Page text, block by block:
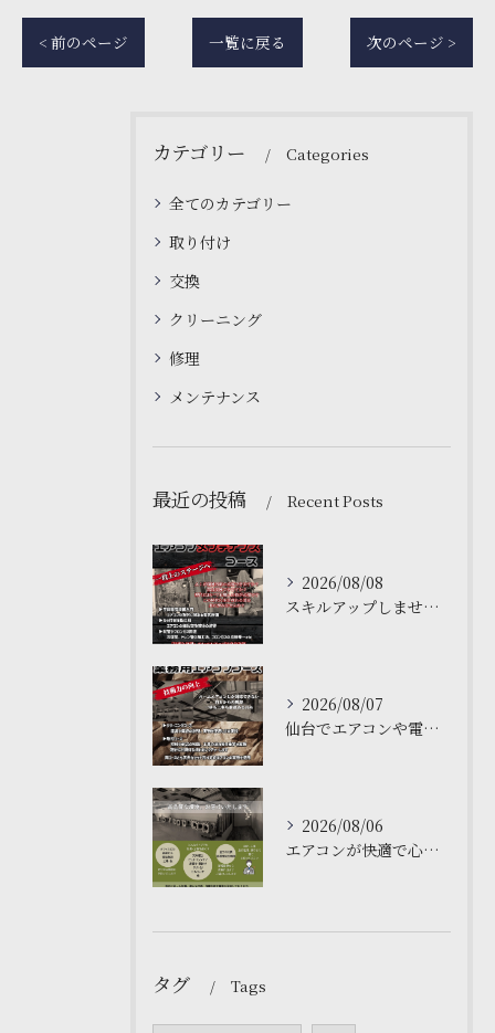
< 前のページ 一覧に戻る 次のページ >
カテゴリー Categories
全てのカテゴリー
取り付け
交換
クリーニング
修理
メンテナンス
最近の投稿 Recent Posts
2026/08/08
スキルアップしませんか？🌟
2026/08/07
仙台でエアコンや電気工事について学ぶなら、私たちの塾がおすす...
2026/08/06
エアコンが快適で心地よい空間を作ります❄️
タグ Tags